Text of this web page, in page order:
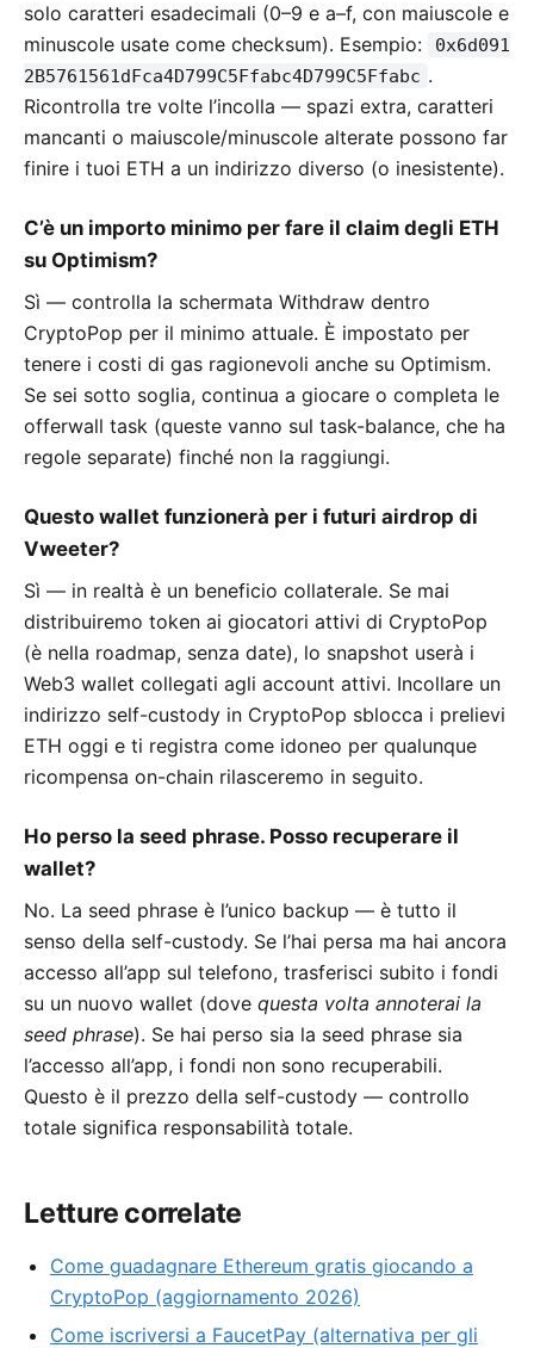
solo caratteri esadecimali (0–9 e a–f, con maiuscole e
minuscole usate come checksum). Esempio:
0x6d091
2B5761561dFca4D799C5Ffabc4D799C5Ffabc .
Ricontrolla tre volte l’incolla — spazi extra, caratteri
mancanti o maiuscole/minuscole alterate possono far
finire i tuoi ETH a un indirizzo diverso (o inesistente).
C’è un importo minimo per fare il claim degli ETH
su Optimism?
Sì — controlla la schermata Withdraw dentro
CryptoPop per il minimo attuale. È impostato per
tenere i costi di gas ragionevoli anche su Optimism.
Se sei sotto soglia, continua a giocare o completa le
offerwall task (queste vanno sul task-balance, che ha
regole separate) finché non la raggiungi.
Questo wallet funzionerà per i futuri airdrop di
Vweeter?
Sì — in realtà è un beneficio collaterale. Se mai
distribuiremo token ai giocatori attivi di CryptoPop
(è nella roadmap, senza date), lo snapshot userà i
Web3 wallet collegati agli account attivi. Incollare un
indirizzo self-custody in CryptoPop sblocca i prelievi
ETH oggi e ti registra come idoneo per qualunque
ricompensa on-chain rilasceremo in seguito.
Ho perso la seed phrase. Posso recuperare il
wallet?
No. La seed phrase è l’unico backup — è tutto il
senso della self-custody. Se l’hai persa ma hai ancora
accesso all’app sul telefono, trasferisci subito i fondi
su un nuovo wallet (dove questa volta annoterai la
seed phrase). Se hai perso sia la seed phrase sia
l’accesso all’app, i fondi non sono recuperabili.
Questo è il prezzo della self-custody — controllo
totale significa responsabilità totale.
Letture correlate
Come guadagnare Ethereum gratis giocando a
CryptoPop (aggiornamento 2026)
Come iscriversi a FaucetPay (alternativa per gli